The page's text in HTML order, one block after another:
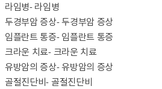
라임병- 라임병
두경부암 증상- 두경부암 증상
임플란트 통증- 임플란트 통증
크라운 치료- 크라운 치료
유방암의 증상- 유방암의 증상
골절진단비- 골절진단비